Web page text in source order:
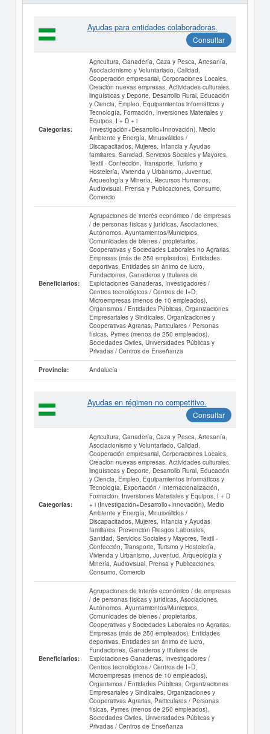
Ayudas para entidades colaboradoras.
Consultar
Categorías:
Agricultura, Ganadería, Caza y Pesca, Artesanía,
Asociacionismo y Voluntariado, Calidad,
Cooperación empresarial, Corporaciones Locales,
Creación nuevas empresas, Actividades culturales,
lingüísticas y Deporte, Desarrollo Rural, Educación
y Ciencia, Empleo, Equipamientos informáticos y
Tecnología, Formación, Inversiones Materiales y
Equipos, I + D + i
(Investigación+Desarrollo+Innovación), Medio
Ambiente y Energía, Minusválidos /
Discapacitados, Mujeres, Infancia y Ayudas
familiares, Sanidad, Servicios Sociales y Mayores,
Textil - Confección, Transporte, Turismo y
Hostelería, Vivienda y Urbanismo, Juventud,
Arqueología y Minería, Recursos Humanos,
Audiovisual, Prensa y Publicaciones, Consumo,
Comercio
Beneficiarios:
Agrupaciones de interés económico / de empresas
/ de personas físicas y jurídicas, Asociaciones,
Autónomos, Ayuntamientos/Municipios,
Comunidades de bienes / propietarios,
Cooperativas y Sociedades Laborales no Agrarias,
Empresas (más de 250 empleados), Entidades
deportivas, Entidades sin ánimo de lucro,
Fundaciones, Ganaderos y titulares de
Explotaciones Ganaderas, Investigadores /
Centros tecnológicos / Centros de I+D,
Microempresas (menos de 10 empleados),
Organismos / Entidades Públicas, Organizaciones
Empresariales y Sindicales, Organizaciones y
Cooperativas Agrarias, Particulares / Personas
físicas, Pymes (menos de 250 empleados),
Sociedades Civiles, Universidades Públicas y
Privadas / Centros de Enseñanza
Provincia: Andalucía
Ayudas en régimen no competitivo.
Consultar
Categorías:
Agricultura, Ganadería, Caza y Pesca, Artesanía,
Asociacionismo y Voluntariado, Calidad,
Cooperación empresarial, Corporaciones Locales,
Creación nuevas empresas, Actividades culturales,
lingüísticas y Deporte, Desarrollo Rural, Educación
y Ciencia, Empleo, Equipamientos informáticos y
Tecnología, Exportación / Internacionalización,
Formación, Inversiones Materiales y Equipos, I + D
+ i (Investigación+Desarrollo+Innovación), Medio
Ambiente y Energía, Minusválidos /
Discapacitados, Mujeres, Infancia y Ayudas
familiares, Prevención Riesgos Laborales,
Sanidad, Servicios Sociales y Mayores, Textil -
Confección, Transporte, Turismo y Hostelería,
Vivienda y Urbanismo, Juventud, Arqueología y
Minería, Audiovisual, Prensa y Publicaciones,
Consumo, Comercio
Beneficiarios:
Agrupaciones de interés económico / de empresas
/ de personas físicas y jurídicas, Asociaciones,
Autónomos, Ayuntamientos/Municipios,
Comunidades de bienes / propietarios,
Cooperativas y Sociedades Laborales no Agrarias,
Empresas (más de 250 empleados), Entidades
deportivas, Entidades sin ánimo de lucro,
Fundaciones, Ganaderos y titulares de
Explotaciones Ganaderas, Investigadores /
Centros tecnológicos / Centros de I+D,
Microempresas (menos de 10 empleados),
Organismos / Entidades Públicas, Organizaciones
Empresariales y Sindicales, Organizaciones y
Cooperativas Agrarias, Particulares / Personas
físicas, Pymes (menos de 250 empleados),
Sociedades Civiles, Universidades Públicas y
Privadas / Centros de Enseñanza